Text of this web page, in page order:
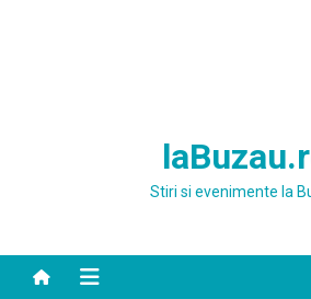
Stiri si evenimente la